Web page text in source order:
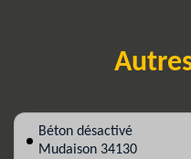
Béton désactivé
Mudaison 34130